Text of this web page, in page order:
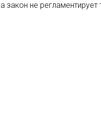
не регламентирует